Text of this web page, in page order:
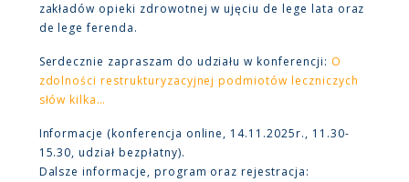
zakładów opieki zdrowotnej w ujęciu de lege lata oraz
de lege ferenda.
Serdecznie zapraszam do udziału w konferencji: O
zdolności restrukturyzacyjnej podmiotów leczniczych
słów kilka…
Informacje (konferencja online, 14.11.2025r., 11.30-
15.30, udział bezpłatny).
Dalsze informacje, program oraz rejestracja: